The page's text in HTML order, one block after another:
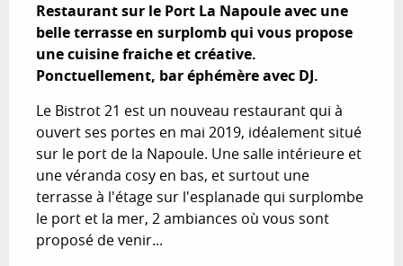
Restaurant sur le Port La Napoule avec une
belle terrasse en surplomb qui vous propose
une cuisine fraiche et créative.
Ponctuellement, bar éphémère avec DJ.
Le Bistrot 21 est un nouveau restaurant qui à
ouvert ses portes en mai 2019, idéalement situé
sur le port de la Napoule. Une salle intérieure et
une véranda cosy en bas, et surtout une
terrasse à l'étage sur l'esplanade qui surplombe
le port et la mer, 2 ambiances où vous sont
proposé de venir...